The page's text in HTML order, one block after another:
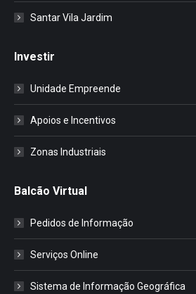
Santar Vila Jardim
Investir
Unidade Empreende
Apoios e Incentivos
Zonas Industriais
Balcão Virtual
Pedidos de Informação
Serviços Online
Sistema de Informação Geográfica